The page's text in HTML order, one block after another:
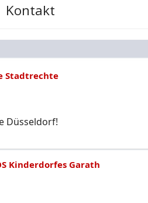
Kontakt
Stadtrechte
Düsseldorf!
Kinderdorfes Garath